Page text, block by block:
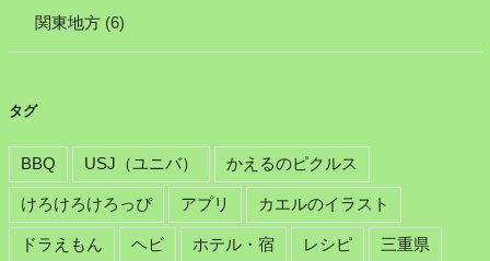
関東地方(6)
タグ
BBQ USJ（ユニバ） かえるのピクルス
けろけろけろっぴ アプリ カエルのイラスト
ドラえもん ヘビ ホテル・宿 レシピ 三重県